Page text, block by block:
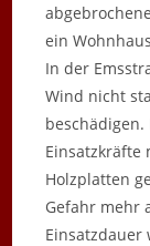
ein
In der
Wind nicht
Einsatzkräfte
Holzplatten
Gefahr mehr
Einsatzdauer